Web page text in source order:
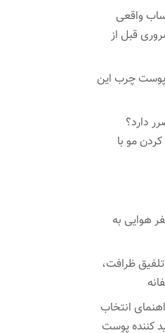
واقعی
ضروری قبل از
پوست چرب این
دارد؟
مو با
هوایی به
تلفیق ظرافت،
انتخاب
کننده پوست